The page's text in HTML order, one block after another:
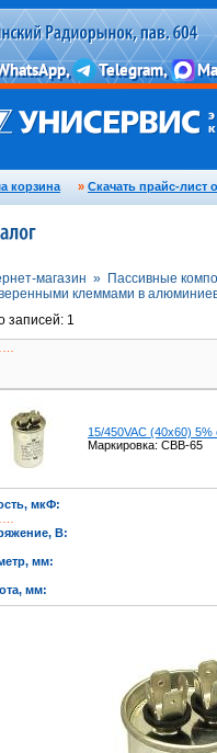
корзина » Скачать прайс-лист
магазин » Пассивные
клеммами в
записей: 1
15/450VAC (40x60)
Маркировка: CBB-65
мкФ:
В:
мм:
мм: